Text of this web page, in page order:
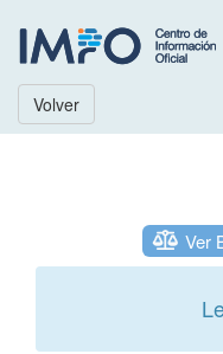
Volver
Ver